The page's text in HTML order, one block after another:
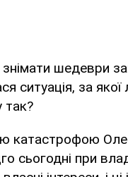
знімати шедеври
ситуація, за
так?
катастрофою
сьогодні при